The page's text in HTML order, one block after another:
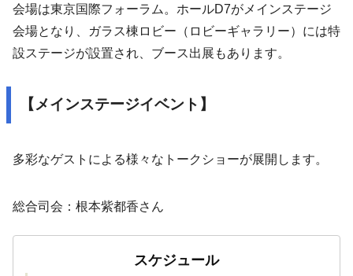
会場は東京国際フォーラム。ホールD7がメインステージ
会場となり、ガラス棟ロビー（ロビーギャラリー）には特
設ステージが設置され、ブース出展もあります。
【メインステージイベント】
多彩なゲストによる様々なトークショーが展開します。
総合司会：根本紫都香さん
スケジュール